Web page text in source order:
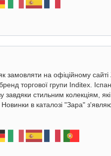
замовляти на офіційному
торгової групи Inditex.
завдяки стильним колекціям,
в каталозі "Зара"